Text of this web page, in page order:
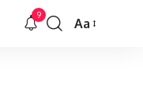
9
Font
Aa